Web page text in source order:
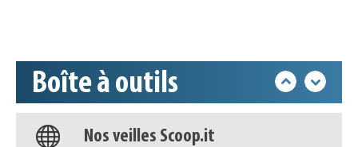
Boîte à outils
Base documentaire
Nos veilles Scoop.it